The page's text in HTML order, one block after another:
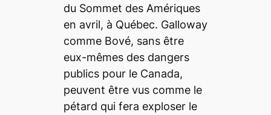
du Sommet des Amériques
en avril, à Québec. Galloway
comme Bové, sans être
eux-mêmes des dangers
publics pour le Canada,
peuvent être vus comme le
pétard qui fera exploser le